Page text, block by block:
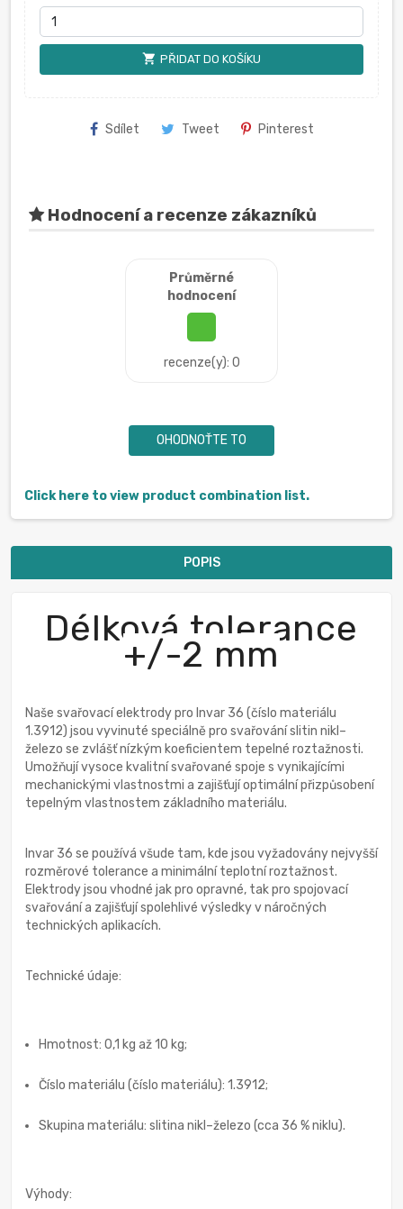
shopping_cart PŘIDAT DO KOŠÍKU
Sdílet Tweet Pinterest
Hodnocení a recenze zákazníků
Průměrné
hodnocení
recenze(y): 0
OHODNOŤTE TO
Click here to view product combination list.
POPIS
Délková tolerance
+/-2 mm
Naše svařovací elektrody pro Invar 36 (číslo materiálu
1.3912) jsou vyvinuté speciálně pro svařování slitin nikl–
železo se zvlášť nízkým koeficientem tepelné roztažnosti.
Umožňují vysoce kvalitní svařované spoje s vynikajícími
mechanickými vlastnostmi a zajišťují optimální přizpůsobení
tepelným vlastnostem základního materiálu.
Invar 36 se používá všude tam, kde jsou vyžadovány nejvyšší
rozměrové tolerance a minimální teplotní roztažnost.
Elektrody jsou vhodné jak pro opravné, tak pro spojovací
svařování a zajišťují spolehlivé výsledky v náročných
technických aplikacích.
Technické údaje:
Hmotnost: 0,1 kg až 10 kg;
Číslo materiálu (číslo materiálu): 1.3912;
Skupina materiálu: slitina nikl–železo (cca 36 % niklu).
Výhody: